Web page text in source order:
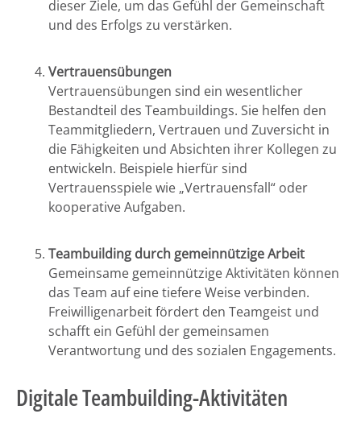
dieser Ziele, um das Gefühl der Gemeinschaft
und des Erfolgs zu verstärken.
Vertrauensübungen
Vertrauensübungen sind ein wesentlicher
Bestandteil des Teambuildings. Sie helfen den
Teammitgliedern, Vertrauen und Zuversicht in
die Fähigkeiten und Absichten ihrer Kollegen zu
entwickeln. Beispiele hierfür sind
Vertrauensspiele wie „Vertrauensfall“ oder
kooperative Aufgaben.
Teambuilding durch gemeinnützige Arbeit
Gemeinsame gemeinnützige Aktivitäten können
das Team auf eine tiefere Weise verbinden.
Freiwilligenarbeit fördert den Teamgeist und
schafft ein Gefühl der gemeinsamen
Verantwortung und des sozialen Engagements.
Digitale Teambuilding-Aktivitäten